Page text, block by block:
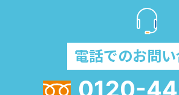
電話でのお問
0120-